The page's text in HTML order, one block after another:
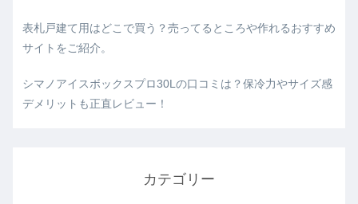
表札戸建て用はどこで買う？売ってるところや作れるおすすめ
サイトをご紹介。
シマノアイスボックスプロ30Lの口コミは？保冷力やサイズ感
デメリットも正直レビュー！
カテゴリー